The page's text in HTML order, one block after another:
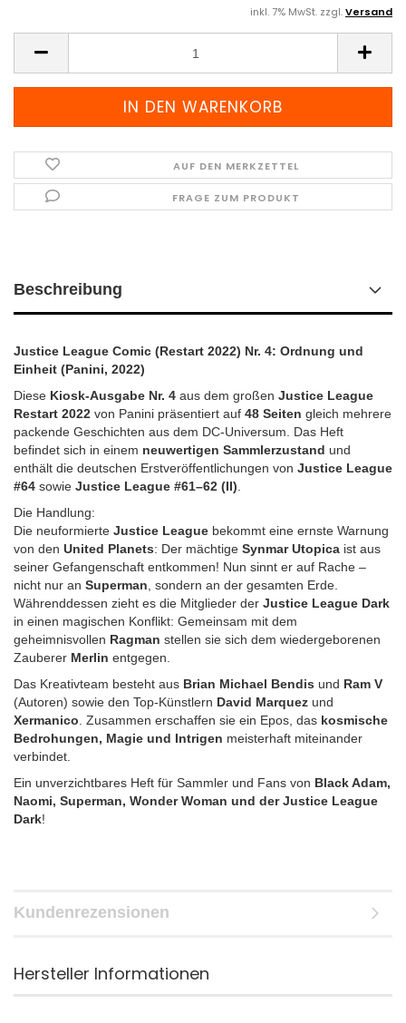
inkl. 7% MwSt. zzgl.Versand
AUF DEN MERKZETTEL
FRAGE ZUM PRODUKT
Beschreibung
Justice League Comic (Restart 2022) Nr. 4: Ordnung und
Einheit (Panini, 2022)
Diese Kiosk-Ausgabe Nr. 4 aus dem großen Justice League
Restart 2022 von Panini präsentiert auf 48 Seiten gleich mehrere
packende Geschichten aus dem DC-Universum. Das Heft
befindet sich in einem neuwertigen Sammlerzustand und
enthält die deutschen Erstveröffentlichungen von Justice League
#64 sowie Justice League #61–62 (II)
Die Handlung:
Die neuformierte Justice League bekommt eine ernste Warnung
von den United Planets: Der mächtige Synmar Utopica ist aus
seiner Gefangenschaft entkommen! Nun sinnt er auf Rache –
nicht nur an Superman , sondern an der gesamten Erde.
Währenddessen zieht es die Mitglieder der Justice League Dark
in einen magischen Konflikt: Gemeinsam mit dem
geheimnisvollen Ragman stellen sie sich dem wiedergeborenen
Zauberer Merlin entgegen.
Das Kreativteam besteht aus Brian Michael Bendis und Ram V
(Autoren) sowie den Top-Künstlern David Marquez und
Xermanico . Zusammen erschaffen sie ein Epos, das kosmische
Bedrohungen, Magie und Intrigen meisterhaft miteinander
verbindet.
Ein unverzichtbares Heft für Sammler und Fans von Black Adam,
Naomi, Superman, Wonder Woman und der Justice League
Dark!
Kundenrezensionen
Hersteller Informationen